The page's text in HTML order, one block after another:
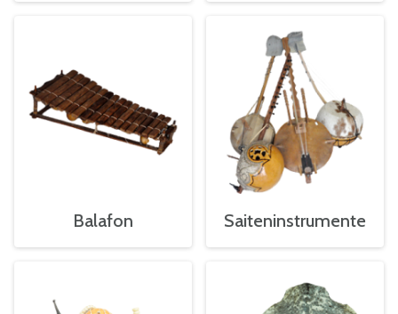
Balafon Saiteninstrumente